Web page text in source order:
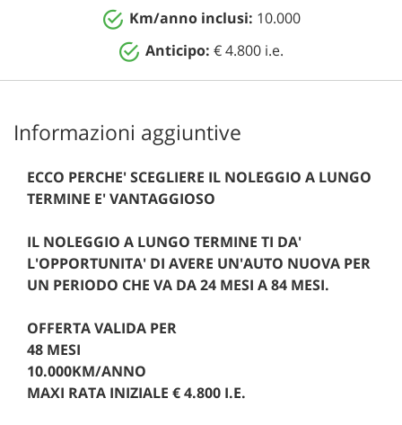
Km/anno inclusi: 10.000
Anticipo: € 4.800 i.e.
Informazioni aggiuntive
ECCO PERCHE' SCEGLIERE IL NOLEGGIO A LUNGO
TERMINE E' VANTAGGIOSO
IL NOLEGGIO A LUNGO TERMINE TI DA'
L'OPPORTUNITA' DI AVERE UN'AUTO NUOVA PER
UN PERIODO CHE VA DA 24 MESI A 84 MESI.
OFFERTA VALIDA PER
48 MESI
10.000KM/ANNO
MAXI RATA INIZIALE € 4.800 I.E.